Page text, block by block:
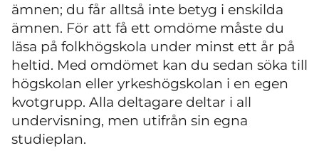
ämnen; du får alltså inte betyg i enskilda
ämnen. För att få ett omdöme måste du
läsa på folkhögskola under minst ett år på
heltid. Med omdömet kan du sedan söka till
högskolan eller yrkeshögskolan i en egen
kvotgrupp. Alla deltagare deltar i all
undervisning, men utifrån sin egna
studieplan.